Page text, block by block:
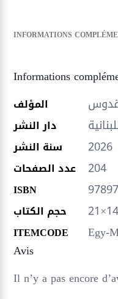
INFORMATIONS
Informations
المؤلف
دار النشر
سنة النشر 2026
عدد الصفحات 204
ISBN
حجم الكتاب 21×14
ITEMCODE
Egy-
Avis
Il n’y a pas encore